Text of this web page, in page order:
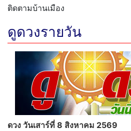
ติดตามบ้านเมือง
ดูดวงรายวัน
ดวง วันเสาร์ที่ 8 สิงหาคม 2569